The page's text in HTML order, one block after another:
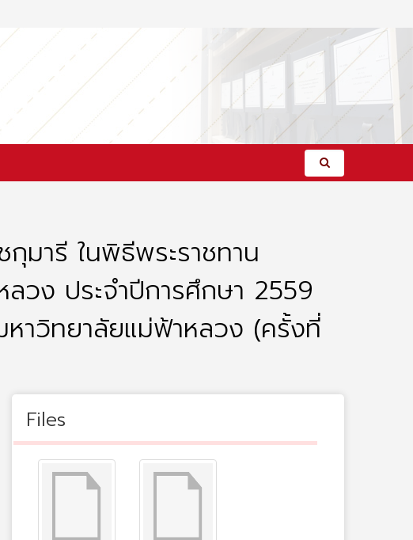
มารี ในพิธีพระราชทาน
วง ประจำปีการศึกษา 2559
าวิทยาลัยแม่ฟ้าหลวง (ครั้งที่
Files